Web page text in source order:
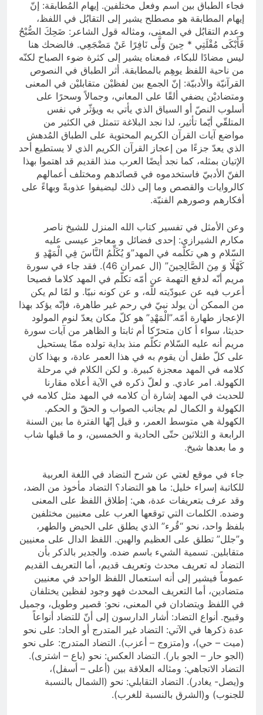
فجاء الطباق بين اسم وفعل مختلفين. إيهام المُطابقة: إنّ
إيهام المطابقة هو مصطلح يشير إلى التقابُل في اللفظ،
وعدم التقابُل في المعنى، ومثاله قول الشاعر: ضَحِكَ الصُّبْحُ
فَأَبْكَى مُقْلَتِي * حِينَ وَلَّى نَافِرًا عَنْ مَضْجَعِي. فالضحك هنا
ليس مضادًا للبكاء، فمعناه يشير إلى كثرة ضوء الصباح لكنّه
من ناحية اللفظ يوهِم بالمطابقة. أثر الطباق في النصوص
القرآنيّة والأدبيّة: إنّ الجمع بين لفظيْن متقابليْن في المعنى
ومتضاديْن يضفي ألقًا على المعاني، وجمالاً وسحرًا على
أسلوب النصّ أو السياق الذي يأتي به ويؤثّر في نفس
المتلقّي أيّما تأثير، لذا نجد البلاغة تتمثل في الكثير من
مواضع آيات القرآن الكريم المحتوية على الطباق المُدهش
الذي يعدّ جزءًا من إعجاز القرآن الكريم الذي لا يستطيع أحد
الإتيان بمثله، كما نجد أيضًا العرب منذ القديم قد اهتموا بهذا
الفنّ الأدبيّ فاستخدموه في قصائدهم ومختلف أعمالهم
كالروايات والقصص وما إلى ذلك ليضيفوا عذوبةً وبهاءً على
أفكارهم وصورهم الفنيّة.
وعن الأمثل في تفسير كتاب الله المنزل للشيخ ناصر
مكارم الشيرازي: إحدى فضائل و معاجز عيسى عليه
السّلام و هي تكلّمه في المهد”وَ يُكَلِّمُ النَّاسَ فِي الْمَهْدِ وَ
كَهْلًا وَ مِنَ الصَّالِحِينَ” (ال عمران 46)‌. فقد جاء في سورة
مريم أنّه لدفع التهمة عن أمّه تكلّم في المهد كلاما فصيحا
أعرب فيه عن عبودّيته للّه، و عن كونه نبيّا. و لمّا لم يكن
من الممكن أن يولد نبيّ في رحم غير طاهرة، فإنّه يؤكد بهذا
الإعجاز طهارة أمّه.”الْمَهْدِ” هو كلّ مكان يعدّ لنوم المولود
حديثا، سواء أ كان متحرّكا أم ثابتا و الظاهر من آيات سورة
مريم أنه عليه السّلام تكلّم منذ بداية تولده ممّا يستحيل
على كلّ طفل أن يقوم به في هذا العمر عادة، و بهذا كان
كلامه في المهد معجزة كبيرة. و لكن الكلام في مرحلة
الكهولة. امر عادي. و لعلّ ذكره في الآية أعلاه مقارنا
للحديث في المهد إشارة أن كلامه في المهد مثل كلامه في
الكهولة و الكمال لم يجانب الصواب و الحقّ و الحكم.
الكهولة هي متوسط العمر، و قيل إنّها الفترة ما بين السنة
الرابعة و الثلاثين حتّى الحادية و الخمسين، و ما قبلها شاب
و ما بعدها شيخ.
جاء في موقع لغتي عن شرح التضاد في اللغة العربية
للكاتبة إسراء خليل: ما هو التضاد؟ التضاد مأخوذ من الضد،
وقد عرف بتعريفات عدة، هي: إطلاق اللفظ على المعنى
وضده. الكلمات التي توقعها العرب على معنيين مختلفين
بلفظ واحد، نحو “قُرء” الذي يطلق على الحيض والطهر،
و”جلل” تطلق على العظيم والهين. اللفظ الدال على معنيين
متقابلين. تسمية الشيء باسم ضده. والجدير بالذكر بأن
التضاد له تعريف محدث وتعريف قديم، أما التعريف القديم
عموماً فيشير إلى أنه استعمال اللفظ الواحد في معنيين
متضادين، أما التعريف المحدث فهو وجود لفظين يختلفان
في اللفظ ويتضادان في المعنى، نحو: قصير وطويل، وجميل
وقبيح. أنواع التضاد: أشار الدارسون إلى أنّ للتضاد أنواعاً
عدة ذكرها في الآتي: التضاد غير المتدرج أو الحاد: على نحو
(ميت – حي)، و(متزوج – أعزب). التضاد المتدرج: على نحو
(الجو حار – الجو بار). التضاد العكس: نحو (باع – اشترى).
التضاد الاتجاهي: ومثاله العلاقة بين (أعلى – أسفل)،
و(يصل- يغادر). التضاد التقابلي: نحو (الشمال بالنسبة
للجنوب) و(الشرق بالنسبة للغرب).